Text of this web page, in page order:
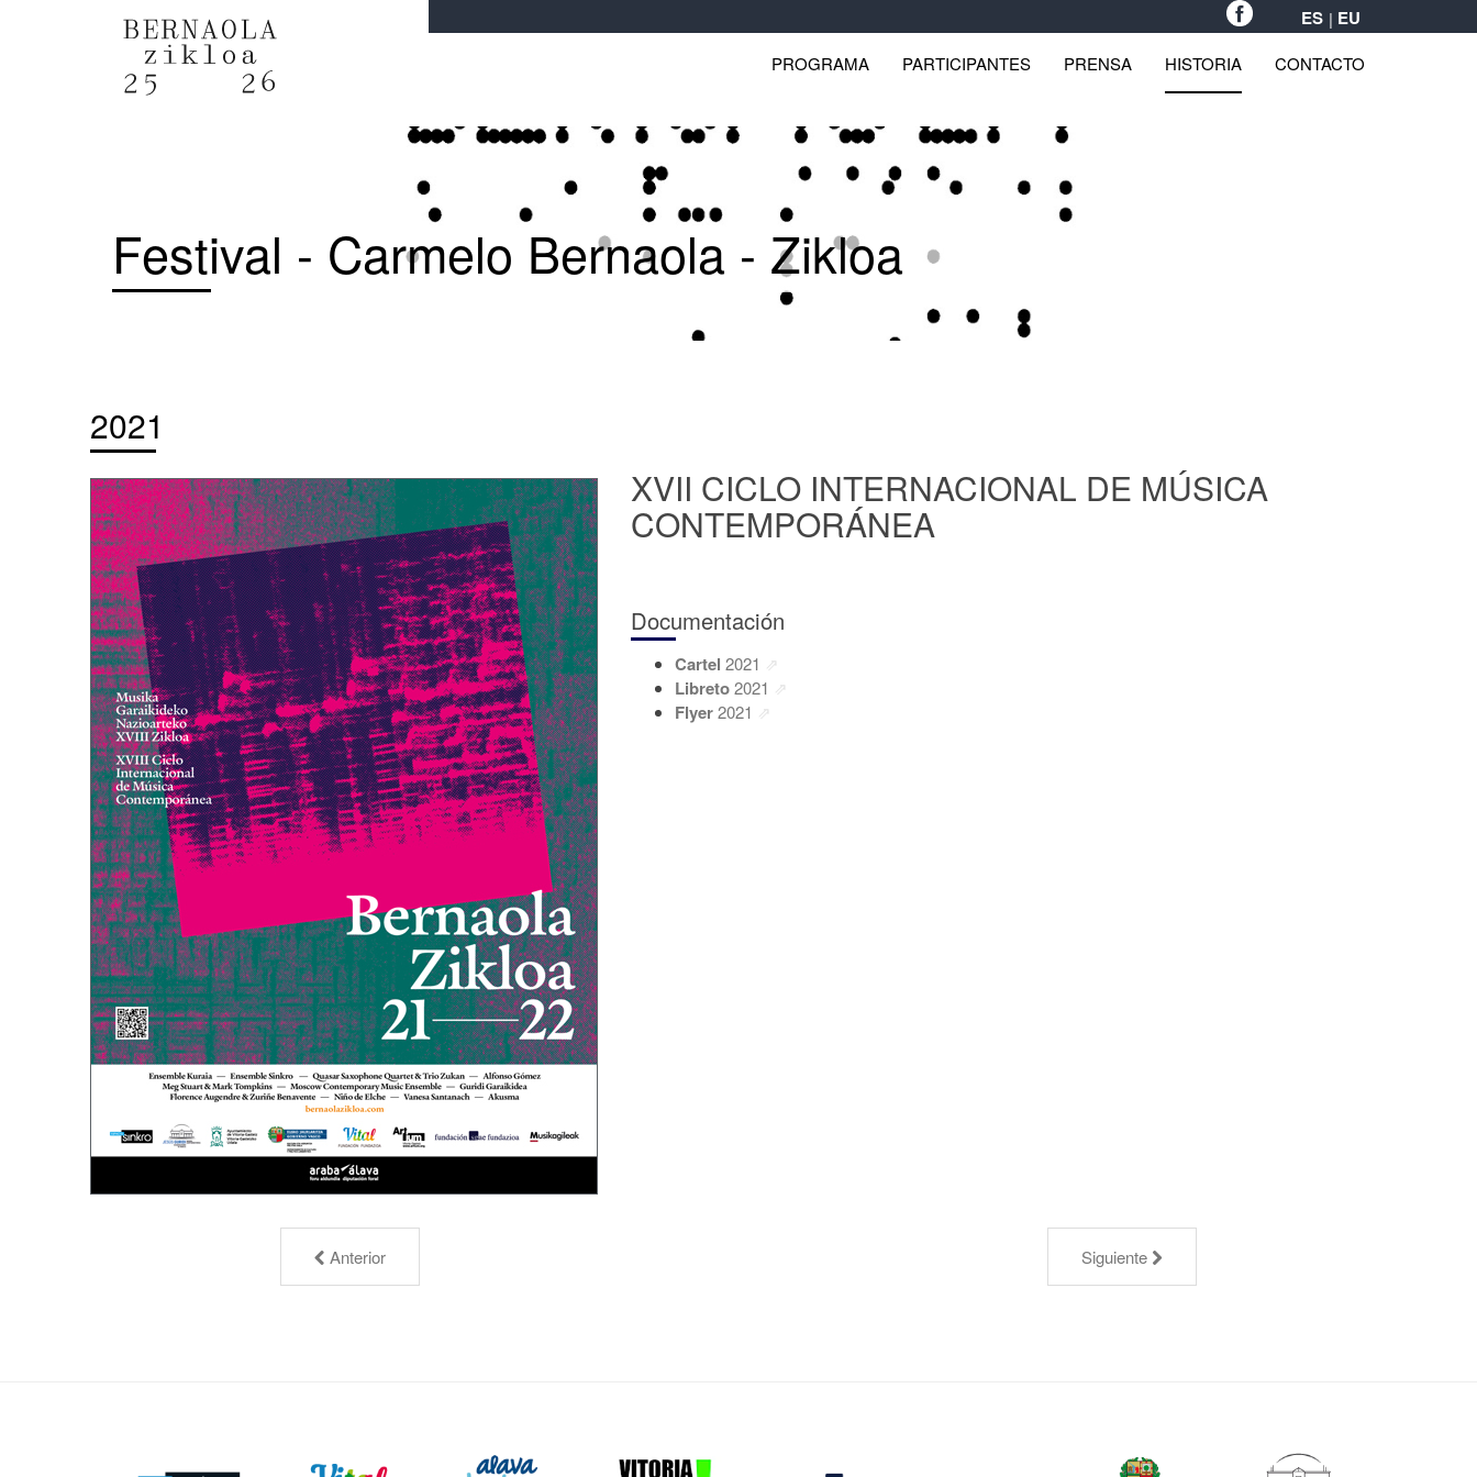
ES EU
PROGRAMA PARTICIPANTES PRENSA HISTORIA CONTACTO
Festival - Carmelo Bernaola - Zikloa
2021
XVII CICLO INTERNACIONAL DE MÚSICA
CONTEMPORÁNEA
Documentación
Cartel 2021
Libreto2021
Flyer2021
Anterior Siguiente